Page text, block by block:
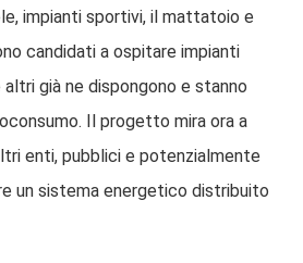
impianti sportivi, il mattatoio e
candidati a ospitare impianti
già ne dispongono e stanno
Il progetto mira ora a
enti, pubblici e potenzialmente
un sistema energetico distribuito